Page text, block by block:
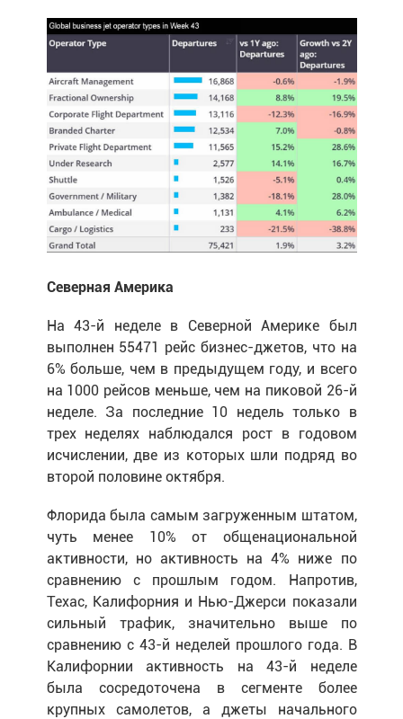
Северная Америка
На 43-й неделе в Северной Америке был
выполнен 55471 рейс бизнес-джетов, что на
6% больше, чем в предыдущем году, и всего
на 1000 рейсов меньше, чем на пиковой 26-й
неделе. За последние 10 недель только в
трех неделях наблюдался рост в годовом
исчислении, две из которых шли подряд во
второй половине октября.
Флорида была самым загруженным штатом,
чуть менее 10% от общенациональной
активности, но активность на 4% ниже по
сравнению с прошлым годом. Напротив,
Техас, Калифорния и Нью-Джерси показали
сильный трафик, значительно выше по
сравнению с 43-й неделей прошлого года. В
Калифорнии активность на 43-й неделе
была сосредоточена ​​в сегменте более
крупных самолетов, а джеты начального